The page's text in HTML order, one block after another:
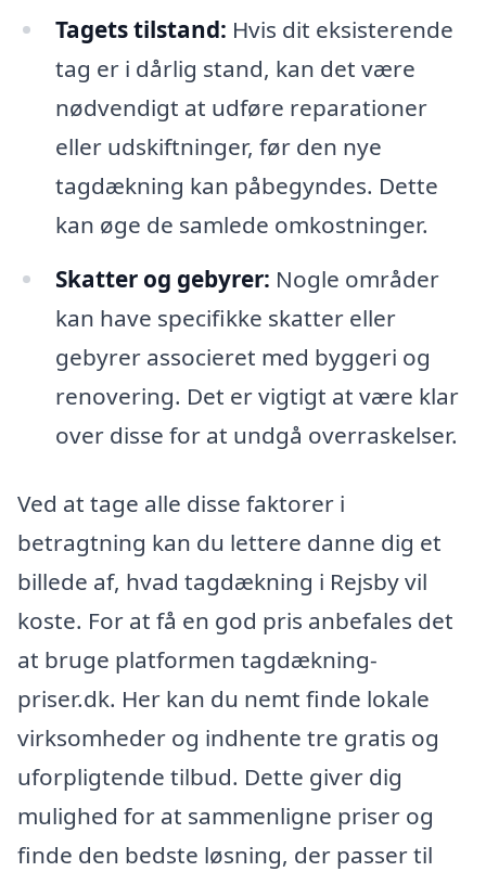
Tagets tilstand: Hvis dit eksisterende
tag er i dårlig stand, kan det være
nødvendigt at udføre reparationer
eller udskiftninger, før den nye
tagdækning kan påbegyndes. Dette
kan øge de samlede omkostninger.
Skatter og gebyrer: Nogle områder
kan have specifikke skatter eller
gebyrer associeret med byggeri og
renovering. Det er vigtigt at være klar
over disse for at undgå overraskelser.
Ved at tage alle disse faktorer i
betragtning kan du lettere danne dig et
billede af, hvad tagdækning i Rejsby vil
koste. For at få en god pris anbefales det
at bruge platformen tagdækning-
priser.dk. Her kan du nemt finde lokale
virksomheder og indhente tre gratis og
uforpligtende tilbud. Dette giver dig
mulighed for at sammenligne priser og
finde den bedste løsning, der passer til